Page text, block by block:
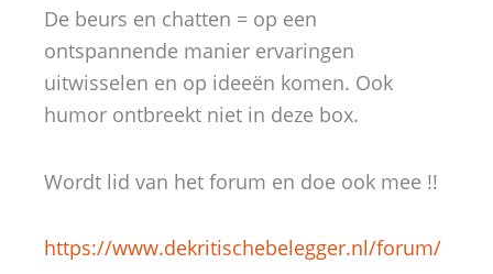
De beurs en chatten = op een
ontspannende manier ervaringen
uitwisselen en op ideeën komen. Ook
humor ontbreekt niet in deze box.
Wordt lid van het forum en doe ook mee !!
https://www.dekritischebelegger.nl/forum/